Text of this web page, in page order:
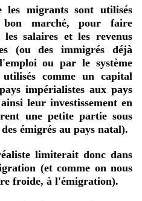
les migrants sont utilisés
marché, pour faire
salaires et les revenus
(ou des immigrés déjà
ou par le système
comme un capital
impérialistes aux pays
leur investissement en
une petite partie sous
émigrés au pays natal).
limiterait donc dans
(et comme on nous
froide, à l'émigration).